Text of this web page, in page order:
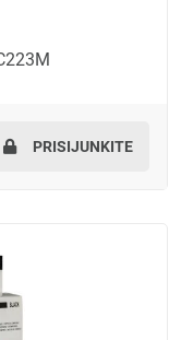
PRISIJUNKITE